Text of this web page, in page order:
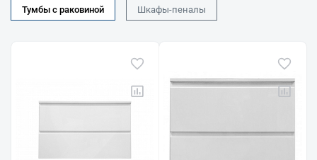
Тумбы с раковиной Шкафы-пеналы